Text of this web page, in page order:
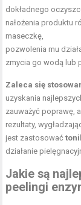
dokładnego
nałożenia produktu
maseczkę,
pozwolenia mu
zmycia go wodą lub
Zaleca się
uzyskania
zauważyć poprawę,
rezultaty,
jest zastosować
działanie
Jakie są
peelingi